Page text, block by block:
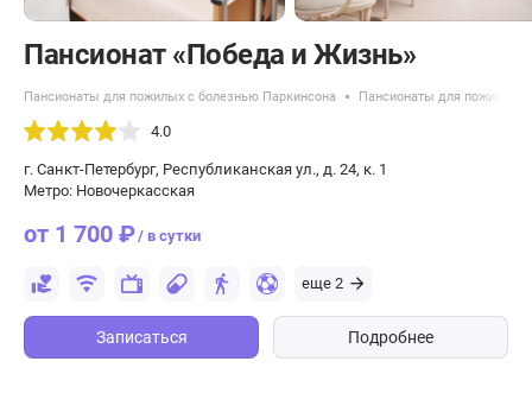
Пансионат «Победа и Жизнь»
Пансионаты для пожилых с болезнью Паркинсона Пансионаты для пожилых
4.0
г. Санкт-Петербург, Республиканская ул., д. 24, к. 1
Метро: Новочеркасская
от 1 700 ₽/ в сутки
еще 2
Записаться Подробнее